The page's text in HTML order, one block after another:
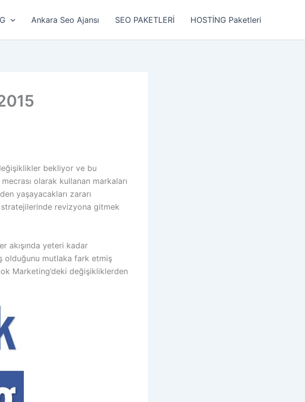
Ankara Seo Ajansı SEO PAKETLERİ HOSTİNG Paketleri
bekliyor ve bu
olarak kullanan markaları
yaşayacakları zararı
revizyona gitmek
akışında yeteri kadar
olduğunu mutlaka fark etmiş
Marketing’deki değişikliklerden